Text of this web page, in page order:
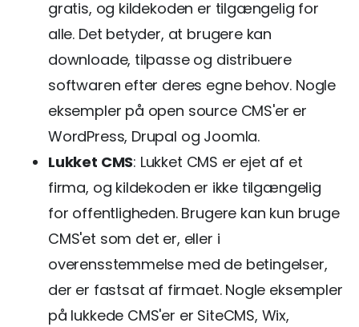
gratis, og kildekoden er tilgængelig for
alle. Det betyder, at brugere kan
downloade, tilpasse og distribuere
softwaren efter deres egne behov. Nogle
eksempler på open source CMS'er er
WordPress, Drupal og Joomla.
Lukket CMS: Lukket CMS er ejet af et
firma, og kildekoden er ikke tilgængelig
for offentligheden. Brugere kan kun bruge
CMS'et som det er, eller i
overensstemmelse med de betingelser,
der er fastsat af firmaet. Nogle eksempler
på lukkede CMS'er er SiteCMS, Wix,